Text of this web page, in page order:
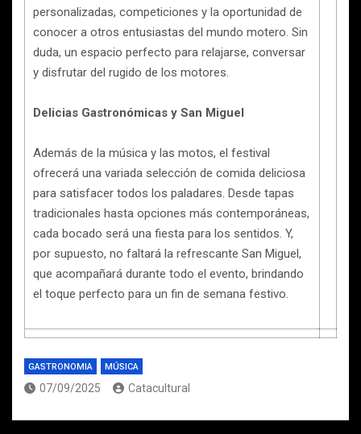
personalizadas, competiciones y la oportunidad de
conocer a otros entusiastas del mundo motero. Sin
duda, un espacio perfecto para relajarse, conversar
y disfrutar del rugido de los motores.
Delicias Gastronómicas y San Miguel
Además de la música y las motos, el festival
ofrecerá una variada selección de comida deliciosa
para satisfacer todos los paladares. Desde tapas
tradicionales hasta opciones más contemporáneas,
cada bocado será una fiesta para los sentidos. Y,
por supuesto, no faltará la refrescante San Miguel,
que acompañará durante todo el evento, brindando
el toque perfecto para un fin de semana festivo.
GASTRONOMIA MÚSICA
07/09/2025 Catacultural